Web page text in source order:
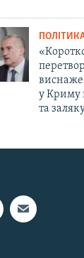
у Криму
та